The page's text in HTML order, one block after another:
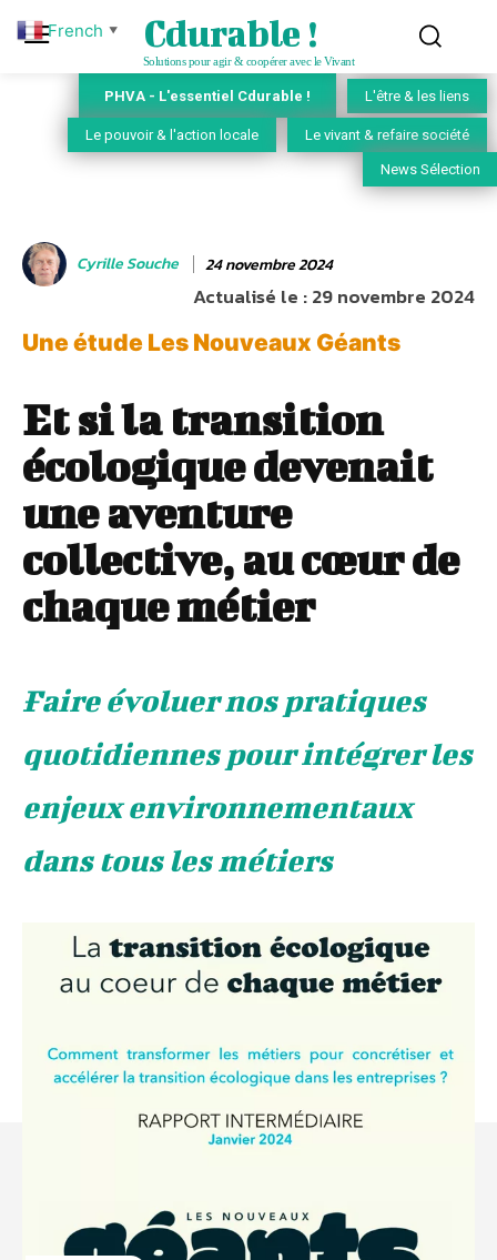
Cdurable !
Solutions pour agir & coopérer avec le Vivant
PHVA - L'essentiel Cdurable ! L'être & les liens
Le pouvoir & l'action locale Le vivant & refaire société
News Sélection
Cyrille Souche 24 novembre 2024
Actualisé le :29 novembre 2024
Une étude Les Nouveaux Géants
Et si la transition
écologique devenait
une aventure
collective, au cœur de
chaque métier
Faire évoluer nos pratiques
quotidiennes pour intégrer les
enjeux environnementaux
dans tous les métiers
French ▼